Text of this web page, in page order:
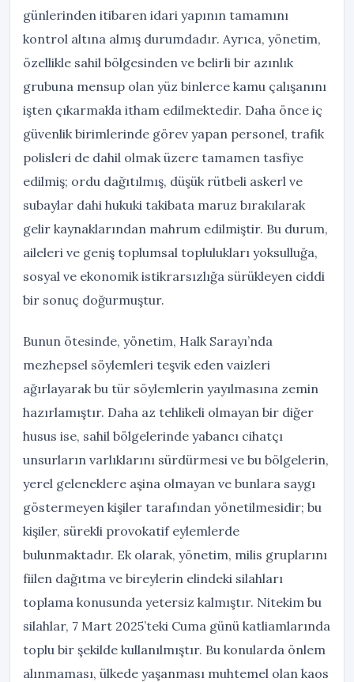
günlerinden itibaren idari yapının tamamını
kontrol altına almış durumdadır. Ayrıca, yönetim,
özellikle sahil bölgesinden ve belirli bir azınlık
grubuna mensup olan yüz binlerce kamu çalışanını
işten çıkarmakla itham edilmektedir. Daha önce iç
güvenlik birimlerinde görev yapan personel, trafik
polisleri de dahil olmak üzere tamamen tasfiye
edilmiş; ordu dağıtılmış, düşük rütbeli askerl ve
subaylar dahi hukuki takibata maruz bırakılarak
gelir kaynaklarından mahrum edilmiştir. Bu durum,
aileleri ve geniş toplumsal toplulukları yoksulluğa,
sosyal ve ekonomik istikrarsızlığa sürükleyen ciddi
bir sonuç doğurmuştur.
Bunun ötesinde, yönetim, Halk Sarayı’nda
mezhepsel söylemleri teşvik eden vaizleri
ağırlayarak bu tür söylemlerin yayılmasına zemin
hazırlamıştır. Daha az tehlikeli olmayan bir diğer
husus ise, sahil bölgelerinde yabancı cihatçı
unsurların varlıklarını sürdürmesi ve bu bölgelerin,
yerel geleneklere aşina olmayan ve bunlara saygı
göstermeyen kişiler tarafından yönetilmesidir; bu
kişiler, sürekli provokatif eylemlerde
bulunmaktadır. Ek olarak, yönetim, milis gruplarını
fiilen dağıtma ve bireylerin elindeki silahları
toplama konusunda yetersiz kalmıştır. Nitekim bu
silahlar, 7 Mart 2025’teki Cuma günü katliamlarında
toplu bir şekilde kullanılmıştır. Bu konularda önlem
alınmaması, ülkede yaşanması muhtemel olan kaos